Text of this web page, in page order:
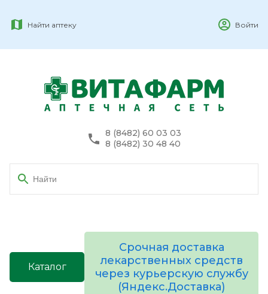
Найти аптеку Войти
8 (8482) 60 03 03
8 (8482) 30 48 40
Каталог
Срочная доставка
лекарственных средств
через курьерскую службу
(Яндекс.Доставка)